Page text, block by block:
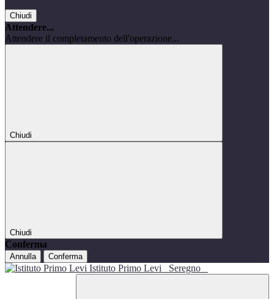
Chiudi
Attendere...
Attendere il completamento dell'operazione...
Chiudi
Chiudi
Conferma
Annulla Conferma
Istituto Primo Levi Seregno